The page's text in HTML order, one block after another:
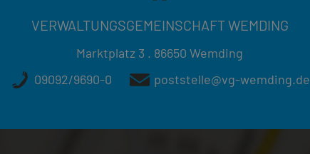
VERWALTUNGSGEMEINSCHAFT WEMDING
Marktplatz 3 . 86650 Wemding
09092/9690-0
poststelle@vg-wemding.de